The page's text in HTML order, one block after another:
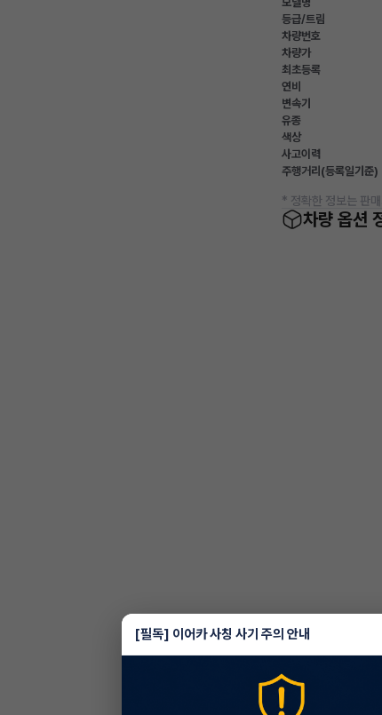
등급/트림
차량번호
차량가
최초등록
연비
변속기
유종
색상
사고이력
주행거리(등록일기준)
* 정확한 정보는 판
차량 옵션
[필독] 이어카 사칭 사기 주의 안내